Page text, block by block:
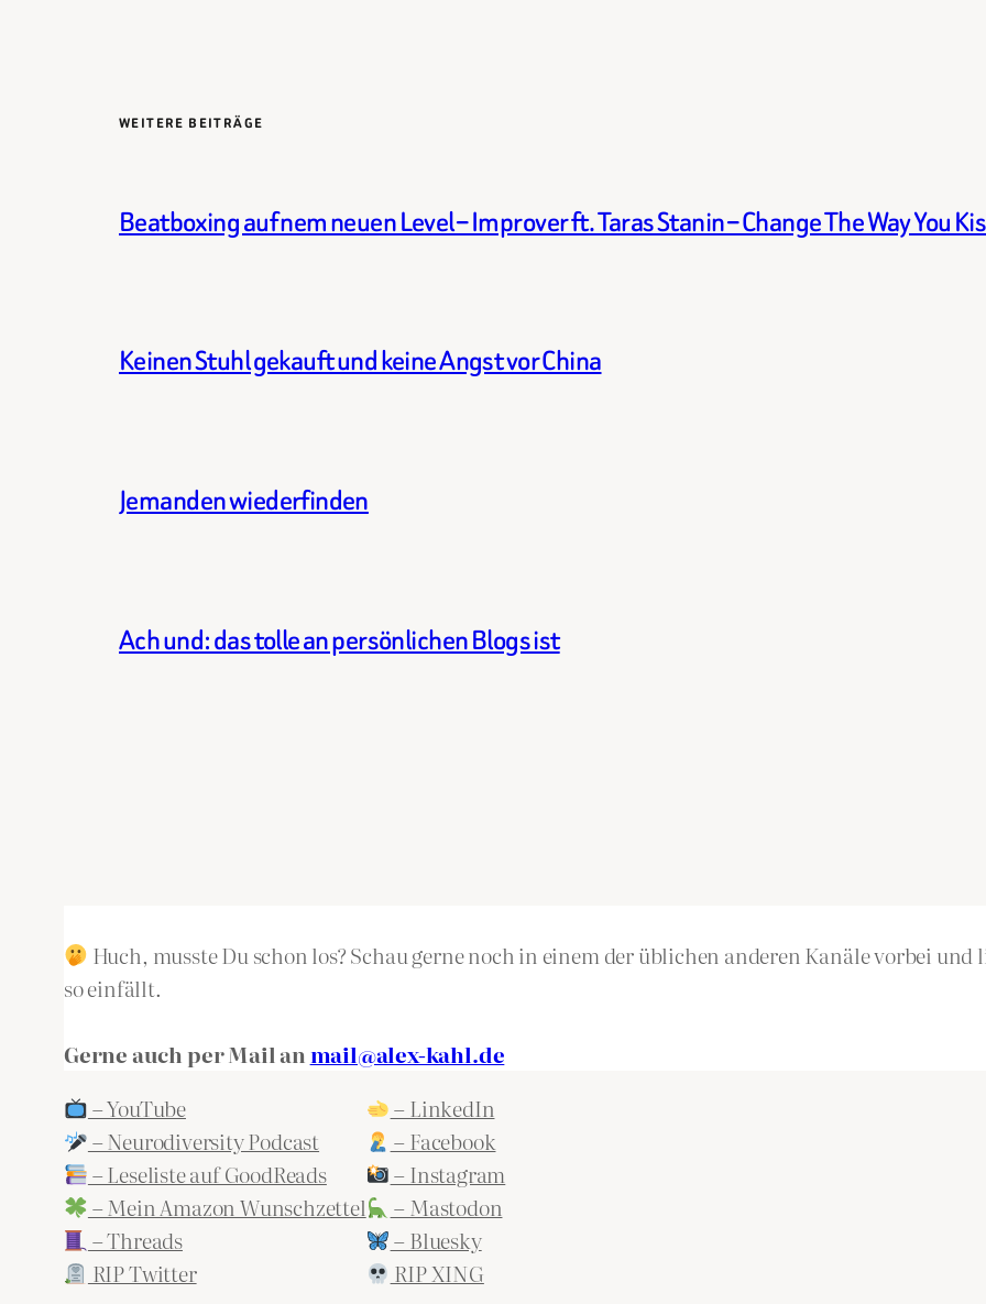
WEITERE BEITRÄGE
Beatboxing auf nem neuen Level – Improver ft. Taras Stanin – Change The Way You
Keinen Stuhl gekauft und keine Angst vor China
Jemanden wiederfinden
Ach und: das tolle an persönlichen Blogs ist
Huch, musste Du schon los? Schau gerne noch in einem der üblichen anderen Kanäle vorbei
so einfällt.
Gerne auch per Mail an mail@alex-kahl.de
– YouTube
– Neurodiversity Podcast
– Leseliste auf GoodReads
– Mein Amazon Wunschzettel
– Threads
RIP Twitter
– LinkedIn
– Facebook
– Instagram
– Mastodon
– Bluesky
RIP XING